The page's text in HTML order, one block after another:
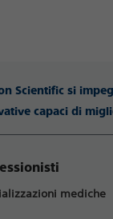
Scientific si
capaci di
mediche